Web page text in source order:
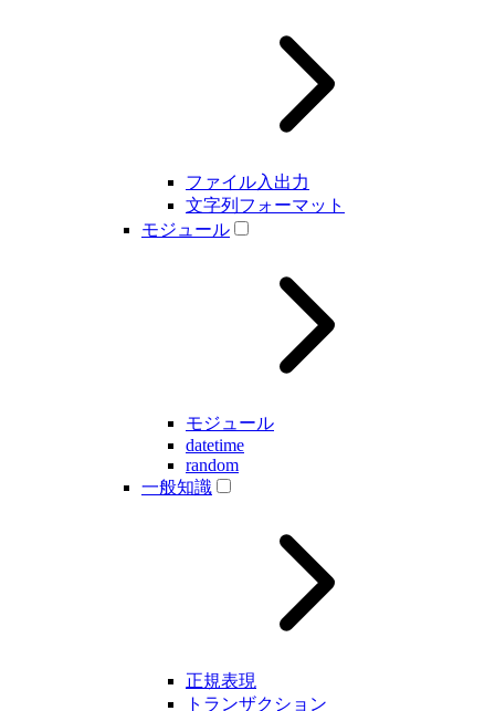
ファイル入出力
文字列フォーマット
モジュール
モジュール
datetime
random
一般知識
正規表現
トランザクション